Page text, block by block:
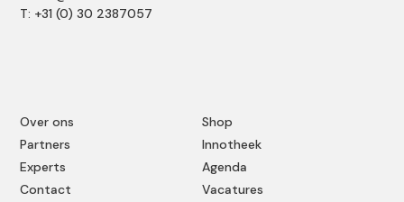
Shop
Innotheek
Agenda
Vacatures
Over ons
Partners
Experts
Contact
T: +31 (0) 30 2387057